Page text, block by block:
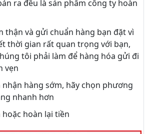
ra đều là sản phẩm công ty hoàn
thận và gửi chuẩn hàng bạn đặt vì
thời gian rất quan trọng với bạn,
tôi phải làm để hàng hóa gửi đi
vẹn
nhận hàng sớm, hãy chọn phương
nhanh hơn
hoàn lại tiền